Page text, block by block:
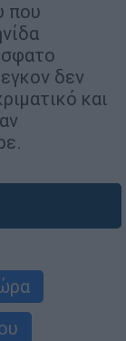
που
δεν
και